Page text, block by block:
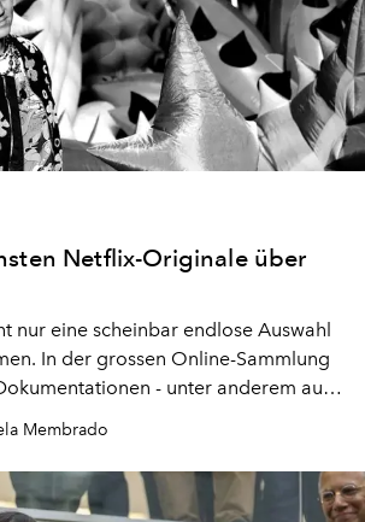
Netflix-Originale über
nur eine scheinbar endlose Auswahl
In der grossen Online-Sammlung
- unter anderem auch
folgenden drei Produktionen sind
Regen-Abend.
Membrado